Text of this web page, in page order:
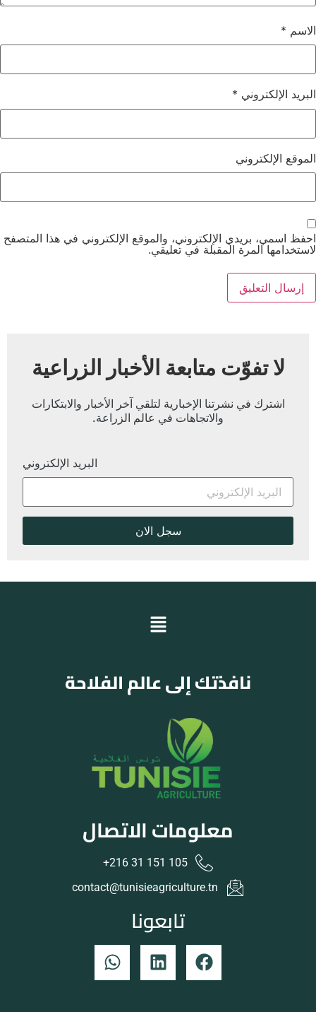
الاسم *
البريد الإلكتروني *
الموقع الإلكتروني
احفظ اسمي، بريدي الإلكتروني، والموقع الإلكتروني في هذا المتصفح
لاستخدامها المرة المقبلة في تعليقي.
لا تفوّت متابعة الأخبار الزراعية
اشترك في نشرتنا الإخبارية لتلقي آخر الأخبار والابتكارات
والاتجاهات في عالم الزراعة.
البريد الإلكتروني
نافذتك إلى عالم الفلاحة
معلومات الاتصال
105 151 31 216+
contact@tunisieagriculture.tn
تابعونا